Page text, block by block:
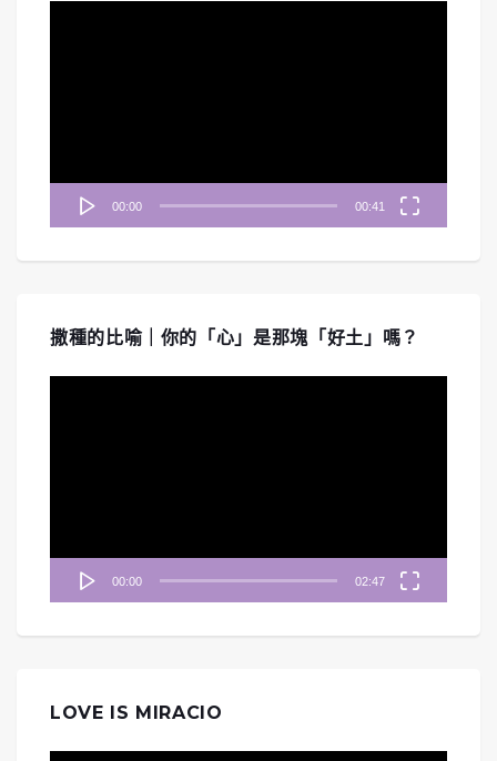
00:00 00:41
撒種的比喻｜你的「心」是那塊「好土」嗎？
00:00 02:47
LOVE IS MIRACIO